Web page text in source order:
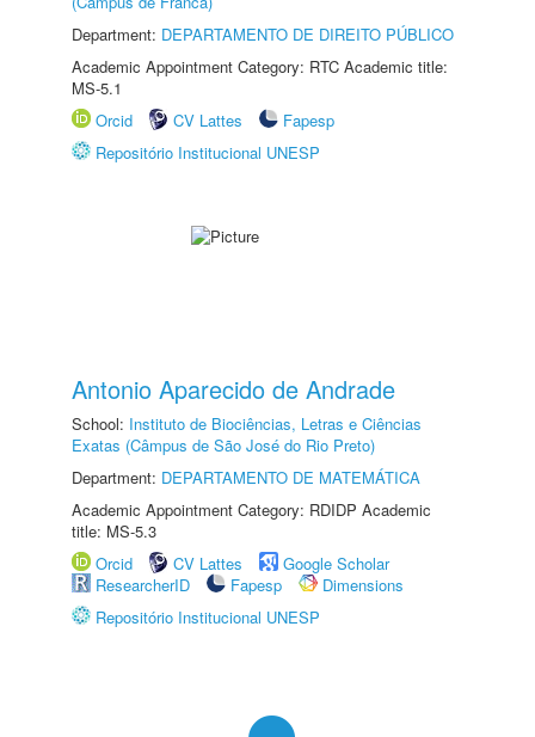
Department: DEPARTAMENTO DE DIREITO PÚBLICO
Academic Appointment Category: RTC Academic title:
MS-5.1
Orcid
CV Lattes
Fapesp
Repositório Institucional UNESP
Antonio Aparecido de Andrade
School: Instituto de Biociências, Letras e Ciências
Exatas (Câmpus de São José do Rio Preto)
Department: DEPARTAMENTO DE MATEMÁTICA
Academic Appointment Category: RDIDP Academic
title: MS-5.3
Orcid
CV Lattes
Google Scholar
ResearcherID
Fapesp
Dimensions
Repositório Institucional UNESP